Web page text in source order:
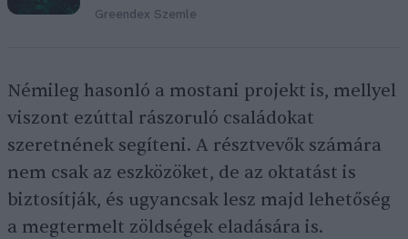
Greendex Szemle
Némileg hasonló a mostani projekt is, mellyel
viszont ezúttal rászoruló családokat
szeretnének segíteni. A résztvevők számára
nem csak az eszközöket, de az oktatást is
biztosítják, és ugyancsak lesz majd lehetőség
a megtermelt zöldségek eladására is.